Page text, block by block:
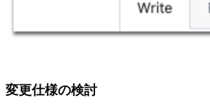
変更仕様の検討